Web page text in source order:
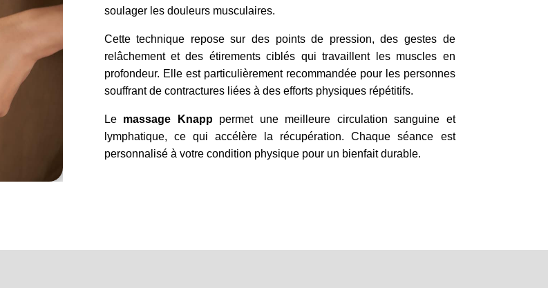
soulager les douleurs musculaires.
Cette technique repose sur des points de pression, des gestes de
relâchement et des étirements ciblés qui travaillent les muscles en
profondeur. Elle est particulièrement recommandée pour les personnes
souffrant de contractures liées à des efforts physiques répétitifs.
Le massage Knapppermet une meilleure circulation sanguine et
lymphatique, ce qui accélère la récupération. Chaque séance est
personnalisé à votre condition physique pour un bienfait durable.